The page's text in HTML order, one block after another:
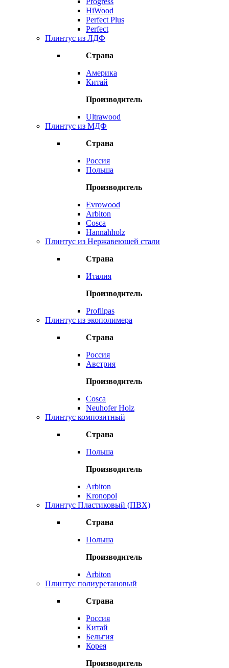
HiWood
Perfect Plus
Perfect
Плинтус из ЛДФ
Страна
Америка
Китай
Производитель
Ultrawood
Плинтус из МДФ
Страна
Россия
Польша
Производитель
Evrowood
Arbiton
Cosca
Hannahholz
Плинтус из Нержавеющей стали
Страна
Италия
Производитель
Profilpas
Плинтус из экополимера
Страна
Россия
Австрия
Производитель
Cosca
Neuhofer Holz
Плинтус композитный
Страна
Польша
Производитель
Arbiton
Kronopol
Плинтус Пластиковый (ПВХ)
Страна
Польша
Производитель
Arbiton
Плинтус полиуретановый
Страна
Россия
Китай
Бельгия
Корея
Производитель